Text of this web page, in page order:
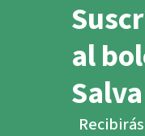
al